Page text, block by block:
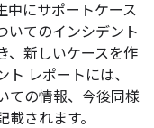
中にサポートケース
いてのインシデント
、新しいケースを作
レポートには、
ての情報、今後同様
されます。